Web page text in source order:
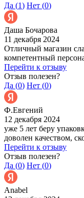
Да (1) Нет (0)
Даша Бочарова
11 декабря 2024
Отличный магазин
компетентный
Перейти к отзыву
Отзыв полезен?
Да (0) Нет (0)
Ф.Евгений
12 декабря 2024
уже 5 лет беру
доволен качеством,
Перейти к отзыву
Отзыв полезен?
Да (0) Нет (0)
Anabel